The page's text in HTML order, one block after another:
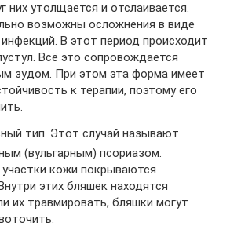
них утолщается и отслаивается.
возможны осложнения в виде
В этот период происходит
Всё это сопровождается
зудом. При этом эта форма имеет
к терапии, поэтому его
тип. Этот случай называют
(вульгарным) псориазом.
кожи покрываются
этих бляшек находятся
их травмировать, бляшки могут